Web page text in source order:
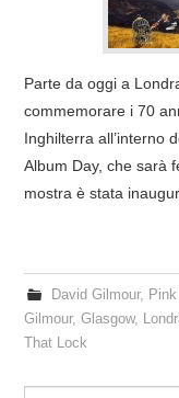
Parte da oggi a
commemorare i 70
Inghilterra all’interno
Album Day, che sarà
mostra è stata
David Gilmour,
Gilmour,Glasgow,
That Lock